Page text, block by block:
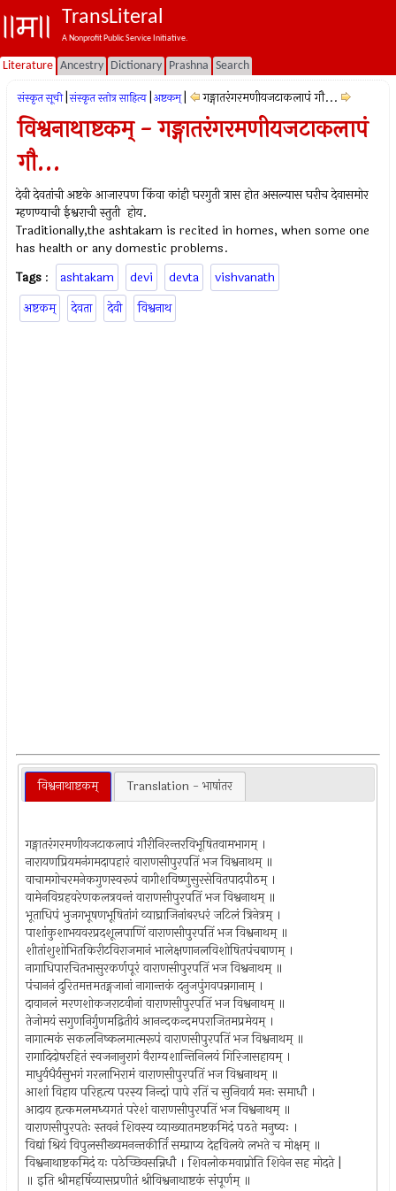
TransLiteral
A Nonprofit Public Service Initiative.
Literature Ancestry Dictionary Prashna Search
संस्कृत सूची संस्कृत स्तोत्र साहित्य अष्टकम्‌ गङ्गातरंगरमणीयजटाकलापं गौ...
विश्वनाथाष्टकम् - गङ्गातरंगरमणीयजटाकलापं
गौ...
देवी देवतांची अष्टके आजारपण किंवा कांही घरगुती त्रास होत असल्यास घरीच देवासमोर
म्हणण्याची ईश्वराची स्तुती होय.
Traditionally,the ashtakam is recited in homes, when some one
has health or any domestic problems.
Tags : ashtakam devi devta
vishvanath
अष्टकम्‌
देवता देवी विश्वनाथ
विश्वनाथाष्टकम् Translation - भाषांतर
गङ्गातरंगरमणीयजटाकलापं गौरीनिरन्तरविभूषितवामभागम् ।
नारायणप्रियमनंगमदापहारं वाराणसीपुरपतिं भज विश्वनाथम् ॥
वाचामगोचरमनेकगुणस्वरूपं वागीशविष्णुसुरसेवितपादपीठम् ।
वामेनविग्रहवरेणकलत्रवन्तं वाराणसीपुरपतिं भज विश्वनाथम् ॥
भूताधिपं भुजगभूषणभूषितांगं व्याघ्राजिनांबरधरं जटिलं त्रिनेत्रम् ।
पाशांकुशाभयवरप्रदशूलपाणिं वाराणसीपुरपतिं भज विश्वनाथम् ॥
शीतांशुशोभितकिरीटविराजमानं भालेक्षणानलविशोषितपंचबाणम् ।
नागाधिपारचितभासुरकर्णपूरं वाराणसीपुरपतिं भज विश्वनाथम् ॥
पंचाननं दुरितमत्तमतङ्गजानां नागान्तकं दनुजपुंगवपन्नगानाम् ।
दावानलं मरणशोकजराटवीनां वाराणसीपुरपतिं भज विश्वनाथम् ॥
तेजोमयं सगुणनिर्गुणमद्वितीयं आनन्दकन्दमपराजितमप्रमेयम् ।
नागात्मकं सकलनिष्कलमात्मरूपं वाराणसीपुरपतिं भज विश्वनाथम् ॥
रागादिदोषरहितं स्वजनानुरागं वैराग्यशान्तिनिलयं गिरिजासहायम् ।
माधुर्यधैर्यसुभगं गरलाभिरामं वाराणसीपुरपतिं भज विश्वनाथम् ॥
आशां विहाय परिहृत्य परस्य निन्दां पापे रतिं च सुनिवार्य मनः समाधौ ।
आदाय हृत्कमलमध्यगतं परेशं वाराणसीपुरपतिं भज विश्वनाथम् ॥
वाराणसीपुरपतेः स्तवनं शिवस्य व्याख्यातमष्टकमिदं पठते मनुष्यः ।
विद्यां श्रियं विपुलसौख्यमनन्तकीर्तिं सम्प्राप्य देहविलये लभते च मोक्षम् ॥
विश्वनाथाष्टकमिदं यः पठेच्छिवसन्निधौ । शिवलोकमवाप्नोति शिवेन सह मोदते |
॥ इति श्रीमहर्षिव्यासप्रणीतं श्रीविश्वनाथाष्टकं संपूर्णम् ॥